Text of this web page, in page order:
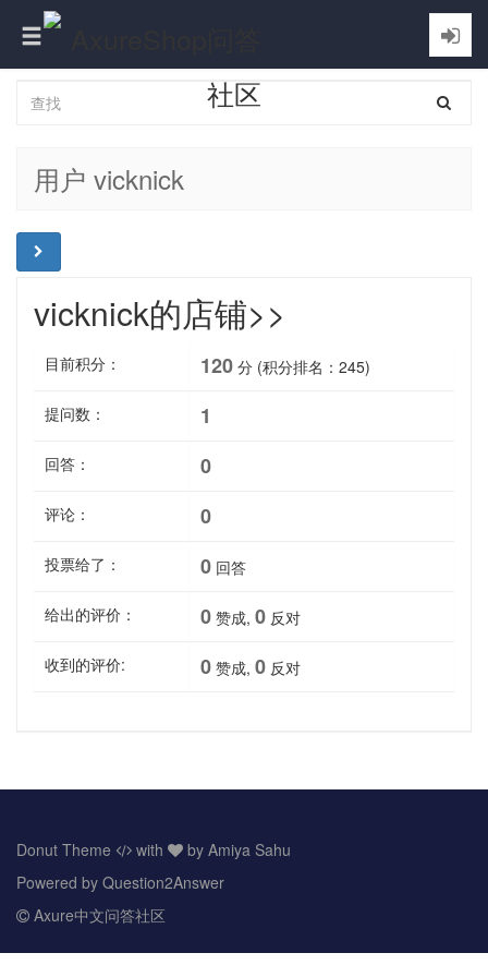
Toggle
navigation
用户 vicknick
vicknick的店铺>>
目前积分： 120 分 (积分排名： 245)
提问数： 1
回答： 0
评论： 0
投票给了： 0 回答
给出的评价： 0 赞成, 0 反对
收到的评价: 0 赞成, 0 反对
Donut Theme with
by Amiya Sahu
Powered by Question2Answer
Axure中文问答社区